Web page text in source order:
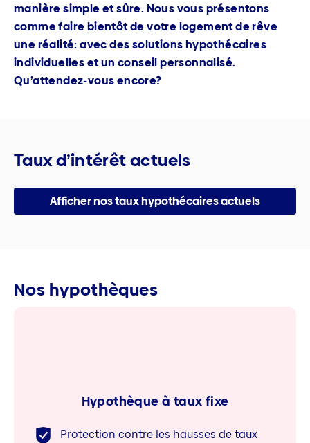
manière simple et sûre. Nous vous présentons
comme faire bientôt de votre logement de rêve
une réalité: avec des solutions hypothécaires
individuelles et un conseil personnalisé.
Qu’attendez-vous encore?
Taux d’intérêt actuels
Afficher nos taux hypothécaires actuels
Nos hypothèques
Hypothèque à taux fixe
Protection contre les hausses de taux